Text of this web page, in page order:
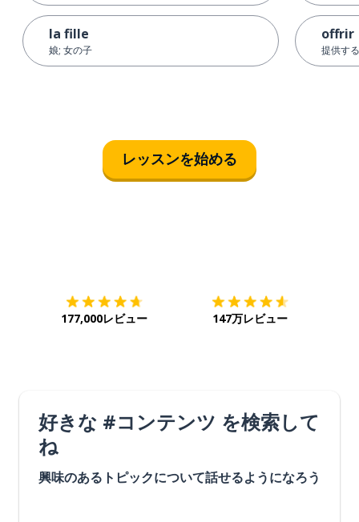
la fille
娘; 女の子
offrir
提供する
レッスンを始める
177,000レビュー 147万レビュー
好きな #コンテンツ を検索して
ね
興味のあるトピックについて話せるようになろう